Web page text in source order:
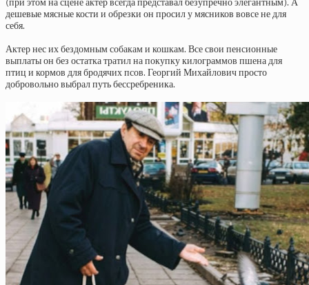
(при этом на сцене актер всегда представал безупречно элегантным). А
дешевые мясные кости и обрезки он просил у мясников вовсе не для
себя.
Актер нес их бездомным собакам и кошкам. Все свои пенсионные
выплаты он без остатка тратил на покупку килограммов пшена для
птиц и кормов для бродячих псов. Георгий Михайлович просто
добровольно выбрал путь бессребреника.